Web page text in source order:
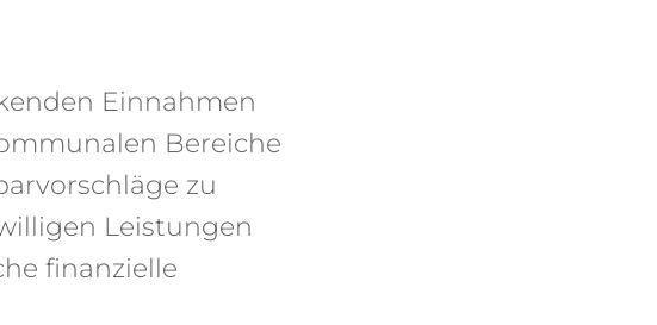
Einnahmen
Bereiche
zu
Leistungen
finanzielle